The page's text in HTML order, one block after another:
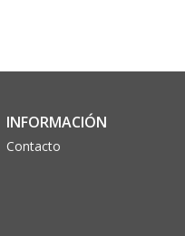
INFORMACIÓN
Contacto